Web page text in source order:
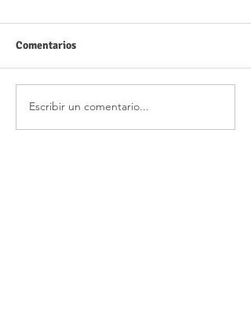
Comentarios
Escribir un comentario...